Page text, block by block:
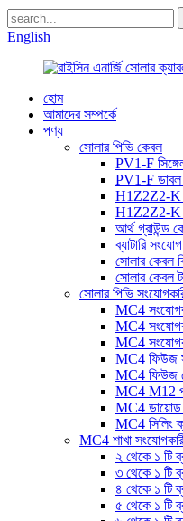
English
হোম
আমাদের সম্পর্কে
পণ্য
সোলার পিভি কেবল
PV1-F
PV1-F ডাবল
H1Z2Z2-K
H1Z2Z2-K
আর্থ গ্রাউন্ড
ব্যাটারি
সোলার কেবল
সোলার কেবল
সোলার পিভি
MC4
MC4
MC4
MC4 ফিউজ
MC4 ফিউজ
MC4 M12
MC4 ডায়োড
MC4 সিলিং
MC4 শাখা
২ থেকে ১ টি
৩ থেকে ১ টি
৪ থেকে ১ টি
৫ থেকে ১ টি